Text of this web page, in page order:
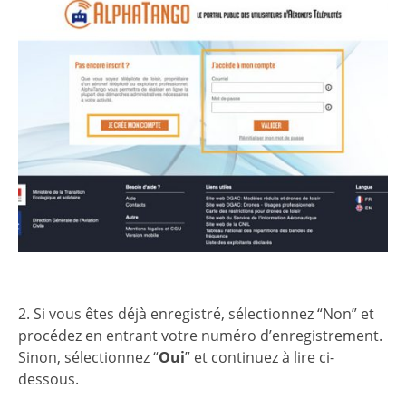
2. Si vous êtes déjà enregistré, sélectionnez “Non” et
procédez en entrant votre numéro d’enregistrement.
Sinon, sélectionnez “Oui” et continuez à lire ci-
dessous.